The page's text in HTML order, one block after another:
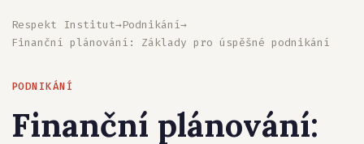
Respekt Institut→Podnikání→
Finanční plánování: Základy pro úspěšné podnikání
PODNIKÁNÍ
Finanční plánování: